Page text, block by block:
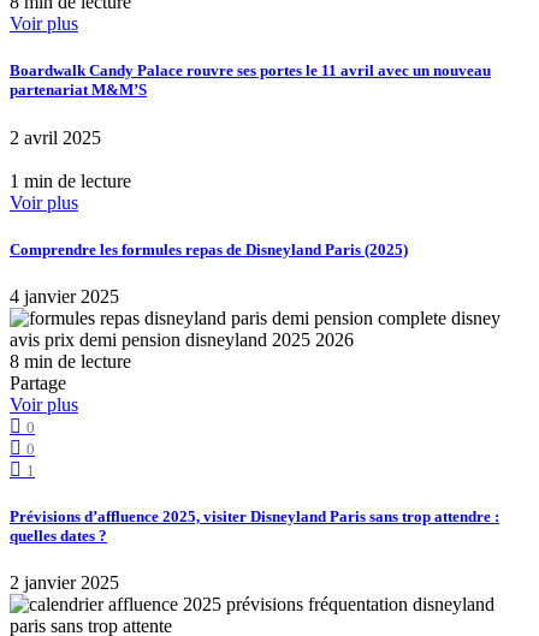
Voir plus
Boardwalk Candy Palace rouvre ses portes le 11 avril avec un nouveau
partenariat M&M’S
2 avril 2025
1 min de lecture
Voir plus
Comprendre les formules repas de Disneyland Paris (2025)
4 janvier 2025
8 min de lecture
Partage
Voir plus
0
0
1
Prévisions d’affluence 2025, visiter Disneyland Paris sans trop attendre :
quelles dates ?
2 janvier 2025